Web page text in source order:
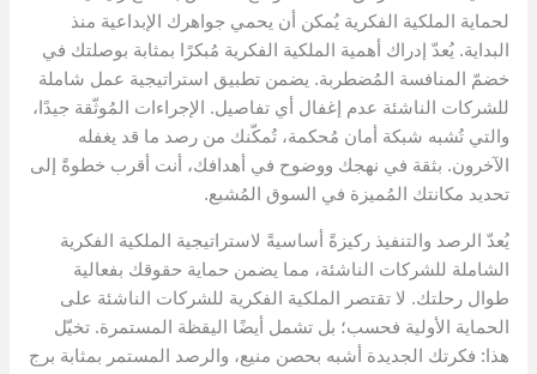
لحماية الملكية الفكرية يُمكن أن يحمي جواهرك الإبداعية منذ
البداية. يُعدّ إدراك أهمية الملكية الفكرية مُبكرًا بمثابة بوصلتك في
خضمّ المنافسة المُضطربة. يضمن تطبيق استراتيجية عمل شاملة
للشركات الناشئة عدم إغفال أي تفاصيل. الإجراءات المُوثّقة جيدًا،
والتي تُشبه شبكة أمان مُحكمة، تُمكّنك من رصد ما قد يغفله
الآخرون. بثقة في نهجك ووضوح في أهدافك، أنت أقرب خطوةً إلى
تحديد مكانتك المُميزة في السوق المُشبع.
يُعدّ الرصد والتنفيذ ركيزةً أساسيةً لاستراتيجية الملكية الفكرية
الشاملة للشركات الناشئة، مما يضمن حماية حقوقك بفعالية
طوال رحلتك. لا تقتصر الملكية الفكرية للشركات الناشئة على
الحماية الأولية فحسب؛ بل تشمل أيضًا اليقظة المستمرة. تخيّل
هذا: فكرتك الجديدة أشبه بحصن منيع، والرصد المستمر بمثابة برج